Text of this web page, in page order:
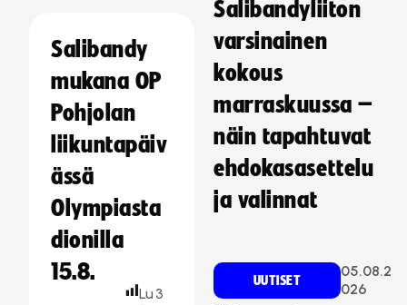
Salibandy
mukana OP
Pohjolan
liikuntapäiv
ässä
Olympiasta
dionilla
15.8.
Lu 3
Salibandyliiton
varsinainen
kokous
marraskuussa –
näin tapahtuvat
ehdokasasettelu
ja valinnat
UUTISET
05.08.2
026